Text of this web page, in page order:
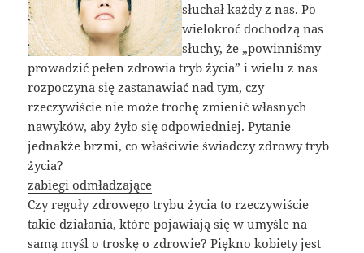
słuchał każdy z nas. Po
wielokroć dochodzą nas
słuchy, że „powinniśmy
prowadzić pełen zdrowia tryb życia” i wielu z nas
rozpoczyna się zastanawiać nad tym, czy
rzeczywiście nie może trochę zmienić własnych
nawyków, aby żyło się odpowiedniej. Pytanie
jednakże brzmi, co właściwie świadczy zdrowy tryb
życia?
zabiegi odmładzające
Czy reguły zdrowego trybu życia to rzeczywiście
takie działania, które pojawiają się w umyśle na
samą myśl o troskę o zdrowie? Piękno kobiety jest